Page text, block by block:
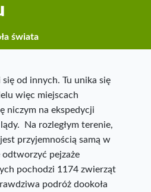
świata
od innych. Tu unika się
więc miejscach
niczym na ekspedycji
Na rozległym terenie,
przyjemnością samą w
pejzaże
pochodzi 1174 zwierząt
podróż dookoła